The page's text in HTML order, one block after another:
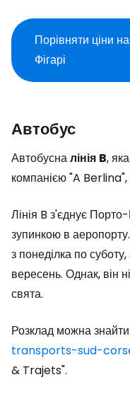
Порівняти ціни
Фігарі
Автобус
Автобусналінія B,
компанією "A Berlina",
Лінія B з'єднує
зупинкою в
з понеділка по
вересень. Однак, він
свята.
Розклад можна
transports-sud-
& Trajets".